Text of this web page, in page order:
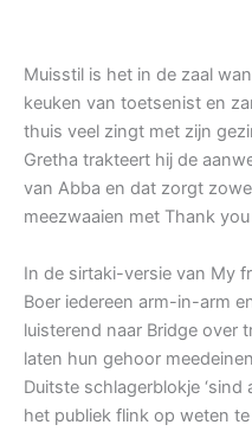
Muisstil is het in de zaal
keuken van toetsenist en
thuis veel zingt met zijn
Gretha trakteert hij de
van Abba en dat zorgt
meezwaaien met Thank
In de sirtaki-versie van My
Boer iedereen arm-in-arm
luisterend naar Bridge over
laten hun gehoor
Duitste schlagerblokje ‘sind
het publiek flink op weten